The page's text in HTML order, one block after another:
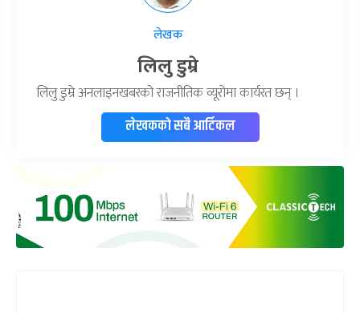
लेखक
लिलु डुम्रे
लिलु डुम्रे अनलाइनखबरको राजनीतिक व्यूरोमा कार्यरत छन् ।
लेखकको सबै आर्टिकल